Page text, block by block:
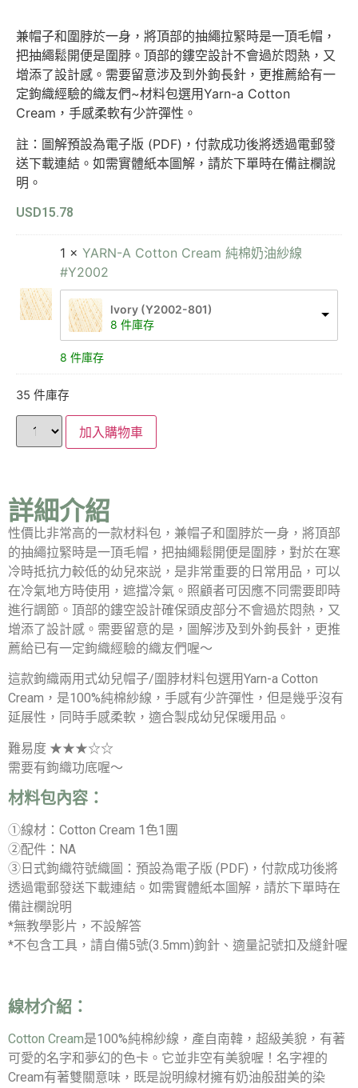
兼帽子和圍脖於一身，將頂部的抽繩拉緊時是一頂毛帽，
把抽繩鬆開便是圍脖。頂部的鏤空設計不會過於悶熱，又
增添了設計感。需要留意涉及到外鉤長針，更推薦給有一
定鉤織經驗的織友們~材料包選用Yarn-a Cotton
Cream，手感柔軟有少許彈性。
註：圖解預設為電子版 (PDF)，付款成功後將透過電郵發
送下載連結。如需實體紙本圖解，請於下單時在備註欄說
明。
USD15.78
1 × YARN-A Cotton Cream 純棉奶油紗線
#Y2002
lvory (Y2002-801)
8 件庫存
8 件庫存
35 件庫存
加入購物車
詳細介紹
性價比非常高的一款材料包，兼帽子和圍脖於一身，將頂部
的抽繩拉緊時是一頂毛帽，把抽繩鬆開便是圍脖，對於在寒
冷時抵抗力較低的幼兒來説，是非常重要的日常用品，可以
在冷氣地方時使用，遮擋冷氣。照顧者可因應不同需要即時
進行調節。頂部的鏤空設計確保頭皮部分不會過於悶熱，又
增添了設計感。需要留意的是，圖解涉及到外鉤長針，更推
薦給已有一定鉤織經驗的織友們喔～
這款鉤織兩用式幼兒帽子/圍脖材料包選用Yarn-a Cotton
Cream，是100%純棉紗線，手感有少許彈性，但是幾乎沒有
延展性，同時手感柔軟，適合製成幼兒保暖用品。
難易度 ★★★☆☆
需要有鉤織功底喔～
材料包內容：
①線材：Cotton Cream 1色1團
②配件：NA
③日式鉤織符號織圖：預設為電子版 (PDF)，付款成功後將
透過電郵發送下載連結。如需實體紙本圖解，請於下單時在
備註欄說明
*無教學影片，不設解答
*不包含工具，請自備5號(3.5mm)鉤針、適量記號扣及縫針喔
線材介紹：
Cotton Cream是100%純棉紗線，產自南韓，超級美貌，有著
可愛的名字和夢幻的色卡。它並非空有美貌喔！名字裡的
Cream有著雙關意味，既是說明線材擁有奶油般甜美的染